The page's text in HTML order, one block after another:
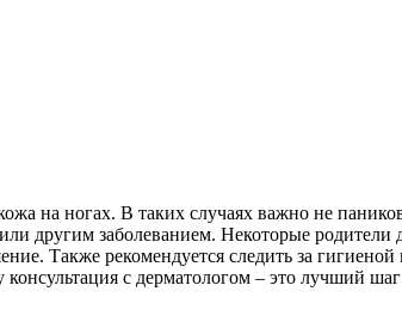
на ногах. В таких случаях важно не
другим заболеванием. Некоторые
Также рекомендуется следить за
с дерматологом – это лучший